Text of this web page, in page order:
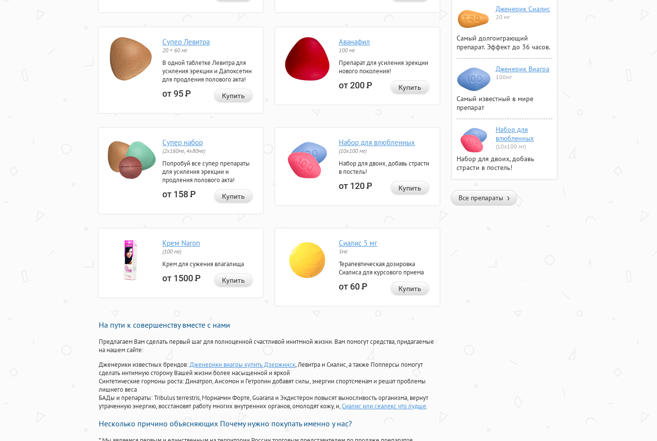
Супер Левитра
20 + 60 мг
В одной таблетке Левитра для
усиления эрекции и Дапоксетин
для продления полового акта!
от 95Р Купить
Аванафил
100 мг
Препарат для усиления эрекции
нового поколения!
от 200Р Купить
Супер набор
(2х160мг, 4х80мг)
Попробуй все супер препараты
для усиления эрекции и
продления полового акта!
от 158Р Купить
Набор для влюбленных
(10х100 мг)
Набор для двоих, добавь страсти
в постель!
от 120Р Купить
Крем Naron
(100 мг)
Крем для сужения влагалища
от 1500Р Купить
Сиалис 5 мг
5мг
Терапевтическая дозировка
Сиалиса для курсового приема
от 60Р Купить
На пути к совершенству вместе с нами
Предлагаем Вам сделать первый шаг для полноценной счастливой инитмной жизни. Вам помогут средства, придагаемые
на нашем сайте:
Дженерики известных брендов:Дженерики виагры купить Дзержинск, Левитра и Сиалис, а также Попперсы помогут
сделать интимную сторону Вашей жизни более насыщенной и яркой
Синтетические гормоны роста: Динатроп, Ансомон и Гетропин добавят силы, энергии спортсменам и решат проблемы
лишнего веса
БАДы и препараты:Tribulus terrestris, Мориамин Форте, Guarana и Экдистерон повысят выносливость организма, вернут
утраченную энергию, восстановят работу многих внутренних органов, омолодят кожу, и,Сиалис или сеалекс что лудше.
Несколько причино объясняющих Почему нужно покупать именно у нас?
Дженерик Сиалис
20 мг
Самый долгоиграющий
препарат. Эффект до 36 часов.
Дженерик Виагра
100мг
Самый известный в мире
препарат
Набор для
влюбленных
(10х100 мг)
Набор для двоих, добавь
страсти в постель!
Все препараты